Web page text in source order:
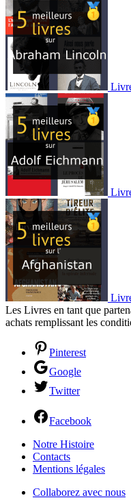
Les Livres en tant que
achats remplissant les
Pinterest
Google
Twitter
Facebook
Notre Histoire
Contacts
Mentions légales
Collaborez avec nous